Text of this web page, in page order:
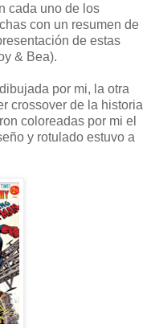
cada uno de los
con un resumen de
de estas
& Bea).
por mi, la otra
crossover de la historia
coloreadas por mi el
y rotulado estuvo a